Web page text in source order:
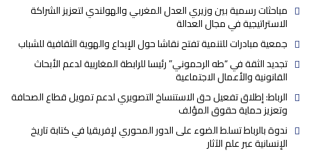
مباحثات رسمية بين وزيري العدل المغربي والهولندي لتعزيز الشراكة
الاستراتيجية في مجال العدالة
جمعية مبادرات للتنمية تفتح نقاشا حول الإبداع والهوية الثقافية للشباب
تجديد الثقة في “طه الرحموني” رئيسا للرابطة المغاربية لدعم الأبحاث
القانونية والأعمال الاجتماعية
الرباط: إطلاق تفعيل حق الاستنساخ التصويري لدعم تمويل قطاع الصحافة
وتعزيز حماية حقوق المؤلف
ندوة بالرباط تسلط الضوء على الدور المحوري لإفريقيا في كتابة تاريخ
الإنسانية عبر علم الآثار